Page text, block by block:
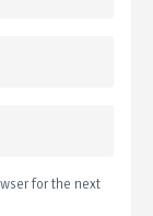
for the next